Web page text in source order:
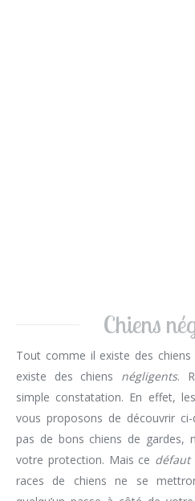
Chiens
Tout comme il existe des
existe des chiens négligents.
simple constatation. En effet,
vous proposons de découvrir
pas de bons chiens de gardes,
votre protection. Mais ce défaut
races de chiens ne se